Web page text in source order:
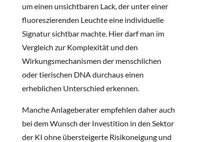
um einen unsichtbaren Lack, der unter einer
fluoreszierenden Leuchte eine individuelle
Signatur sichtbar machte. Hier darf man im
Vergleich zur Komplexität und den
Wirkungsmechanismen der menschlichen
oder tierischen DNA durchaus einen
erheblichen Unterschied erkennen.
Manche Anlageberater empfehlen daher auch
bei dem Wunsch der Investition in den Sektor
der KI ohne übersteigerte Risikoneigung und